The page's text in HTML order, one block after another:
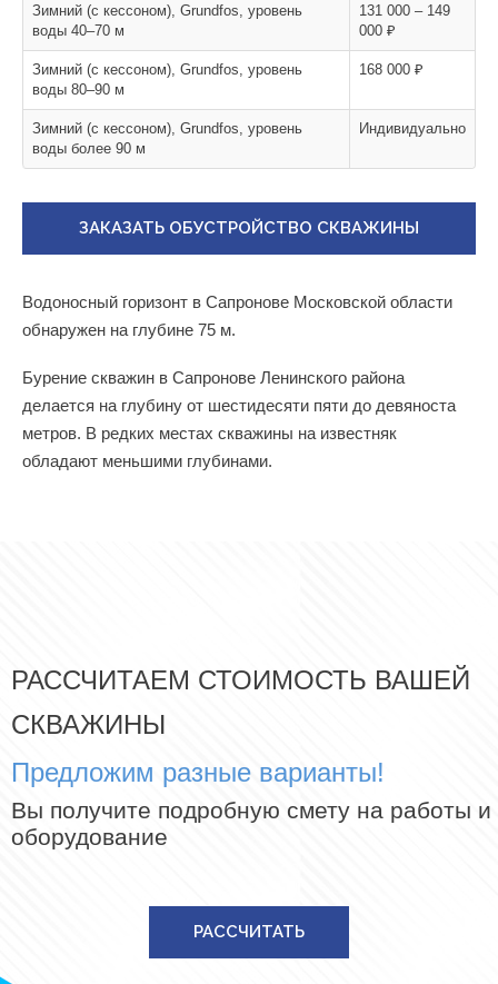
Зимний (с кессоном), Grundfos, уровень
воды 40–70 м
131 000 – 149
000 ₽
Зимний (с кессоном), Grundfos, уровень
воды 80–90 м
168 000 ₽
Зимний (с кессоном), Grundfos, уровень
воды более 90 м
Индивидуально
ЗАКАЗАТЬ ОБУСТРОЙСТВО СКВАЖИНЫ
Водоносный горизонт в Сапронове Московской области
обнаружен на глубине 75 м.
Бурение скважин в Сапронове Ленинского района
делается на глубину от шестидесяти пяти до девяноста
метров. В редких местах скважины на известняк
обладают меньшими глубинами.
РАССЧИТАЕМ СТОИМОСТЬ ВАШЕЙ
СКВАЖИНЫ
Предложим разные варианты!
Вы получите подробную смету на работы и
оборудование
РАССЧИТАТЬ